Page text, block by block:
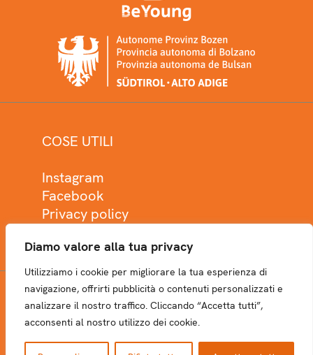
Diamo valore alla tua privacy
Utilizziamo i cookie per migliorare la tua esperienza di
navigazione, offrirti pubblicità o contenuti personalizzati e
analizzare il nostro traffico. Cliccando “Accetta tutti”,
acconsenti al nostro utilizzo dei cookie.
COSE UTILI
Instagram
Facebook
Privacy policy
NEWSLETTER